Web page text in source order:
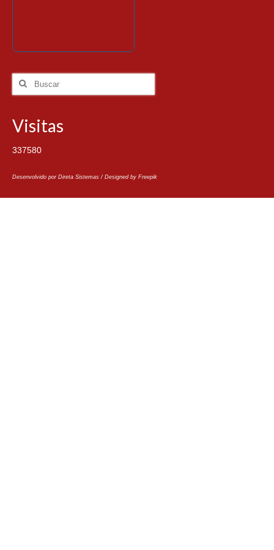
Visitas
337580
Desenvolvido por Direta Sistemas / Designed by Freepik